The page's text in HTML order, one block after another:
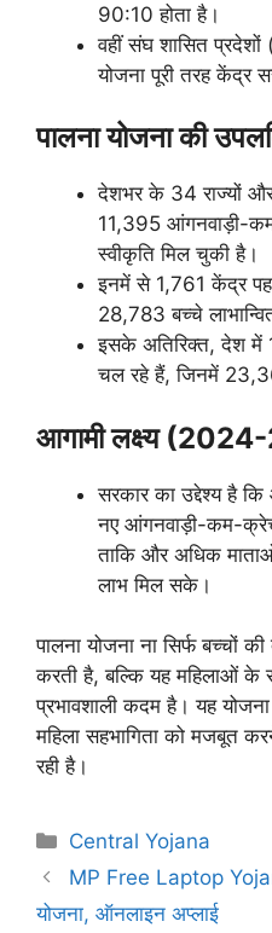
90:10 होता है।
वहीं संघ शासित प्रदेशों
योजना पूरी तरह केंद्र
पालना योजना की
देशभर के 34 राज्यों
11,395 आंगनवाड़ी-
स्वीकृति मिल चुकी है।
इनमें से 1,761 केंद्र
28,783 बच्चे
इसके अतिरिक्त, देश
चल रहे हैं, जिनमें
आगामी लक्ष्य
सरकार का उद्देश्य है कि
नए आंगनवाड़ी-कम-
ताकि और अधिक
लाभ मिल सके।
पालना योजना ना सिर्फ बच्चों
करती है, बल्कि यह महिलाओं के
प्रभावशाली कदम है। यह
महिला सहभागिता को मजबूत
रही है।
Categories
Central Yojana
MP Free Laptop
योजना, ऑनलाइन अप्लाई